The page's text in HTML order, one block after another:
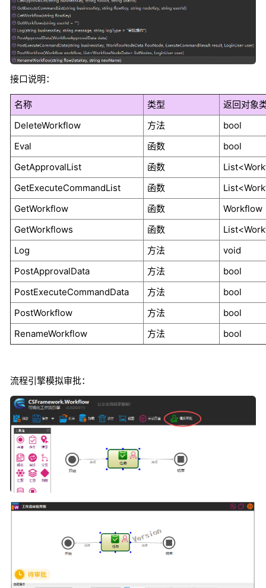
接口说明：
名称 类型
返回对象
DeleteWorkflow
方法
bool
Eval
函数
bool
GetApprovalList
函数
GetExecuteCommandList
函数
GetWorkflow
函数
Workflow
GetWorkflows
函数
Log
方法
void
PostApprovalData
方法
bool
PostExecuteCommandData
方法
bool
PostWorkflow
方法
bool
RenameWorkflow
方法 bool
流程引擎模拟审批：